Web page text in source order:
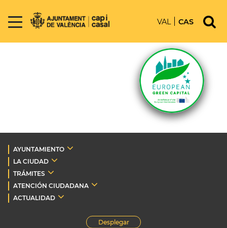
VAL CAS
AYUNTAMIENTO
LA CIUDAD
TRÁMITES
ATENCIÓN CIUDADANA
ACTUALIDAD
Desplegar